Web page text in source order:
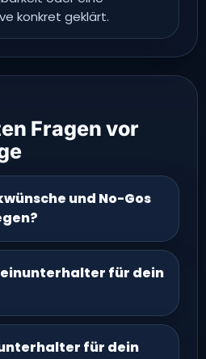
konkret geklärt.
Fragen vor
und No-Gos
für dein
für dein